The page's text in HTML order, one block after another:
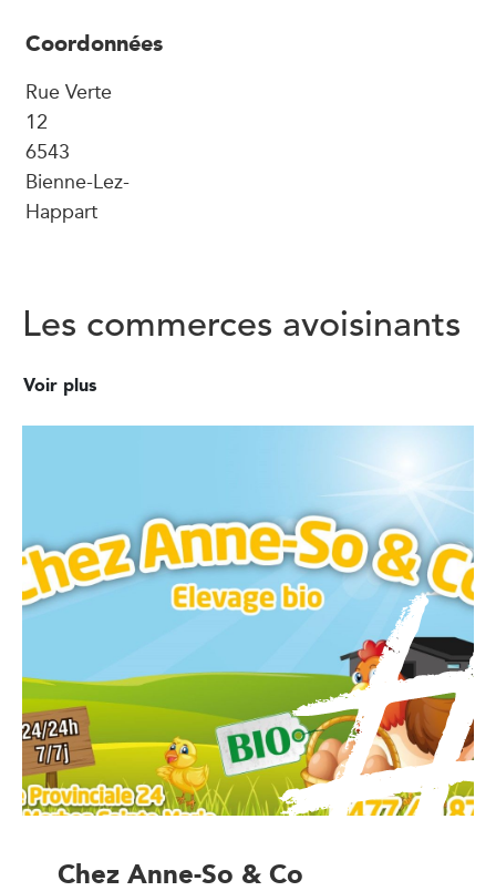
Coordonnées
Rue Verte
12
6543
Bienne-Lez-
Happart
Les commerces avoisinants
Voir plus
Chez Anne-So & Co